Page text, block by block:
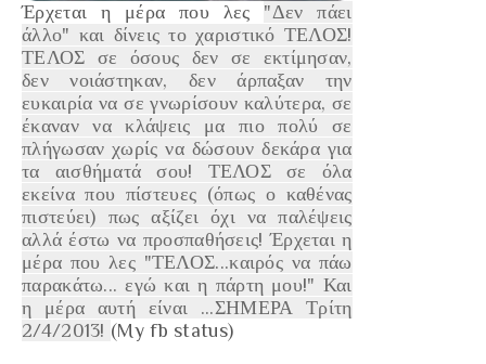
Έρχεται η μέρα που λες "Δεν πάει
άλλο" και δίνεις το χαριστικό ΤΕΛΟΣ!
ΤΕΛΟΣ σε όσους δεν σε εκτίμησαν,
δεν νοιάστηκαν, δεν άρπαξαν την
ευκαιρία να σε γνωρίσουν καλύτερα, σε
έκαναν να κλάψεις μα πιο πολύ σε
πλήγωσαν χωρίς να δώσουν δεκάρα για
τα αισθήματά σου! ΤΕΛΟΣ σε όλα
εκείνα που πίστευες (όπως ο καθένας
πιστεύει) πως αξίζει όχι να παλέψεις
αλλά έστω να προσπαθήσεις! Έρχεται η
μέρα που λες "ΤΕΛΟΣ...καιρός να πάω
παρακάτω... εγώ και η πάρτη μου!" Και
η μέρα αυτή είναι ...ΣΗΜΕΡΑ Τρίτη
2/4/2013! (My fb status)